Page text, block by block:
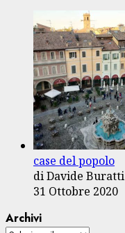
case del popolo
di Davide Buratti
31 Ottobre 2020
Archivi